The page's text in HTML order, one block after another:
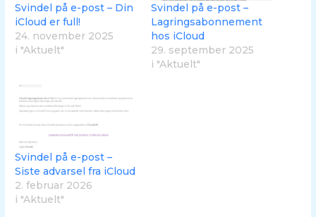
Svindel på e-post – Din
iCloud er full!
24. november 2025
i "Aktuelt"
Svindel på e-post –
Lagringsabonnement
hos iCloud
29. september 2025
i "Aktuelt"
Svindel på e-post –
Siste advarsel fra iCloud
2. februar 2026
i "Aktuelt"